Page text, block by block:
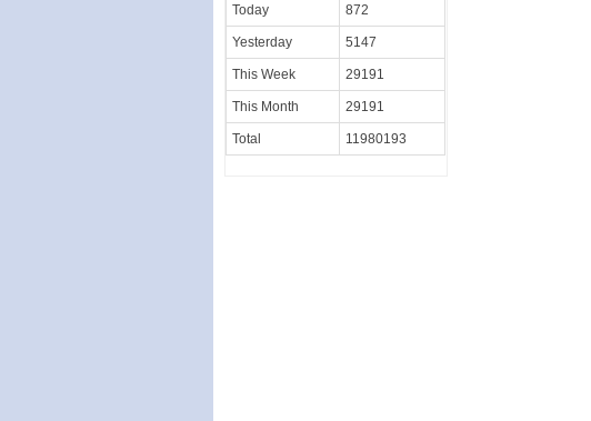
Today 872
Yesterday 5147
This Week 29191
This Month 29191
Total 11980193